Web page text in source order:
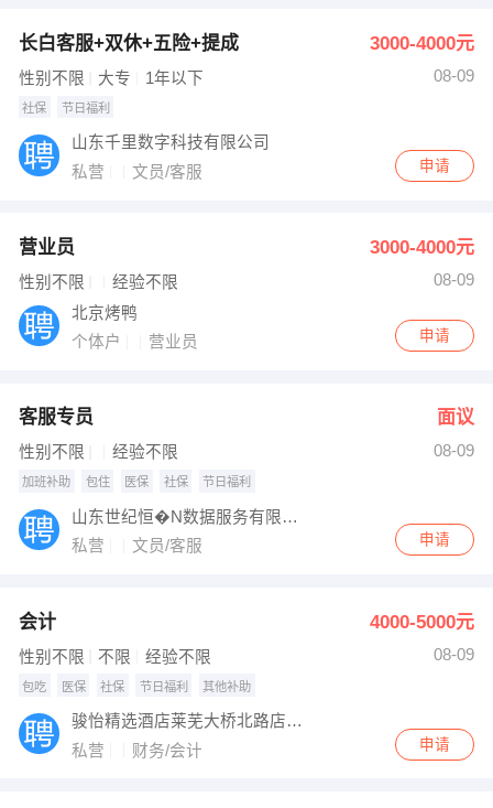
长白客服+双休+五险+提成 3000-4000元
性别不限 大专 1年以下 08-09
社保 节日福利
山东千里数字科技有限公司
私营
文员/客服 申请
营业员 3000-4000元
性别不限 经验不限
08-09
北京烤鸭
个体户
营业员 申请
客服专员 面议
性别不限 经验不限 08-09
加班补助 包住 医保 社保 节日福利
山东世纪恒�N数据服务有限公司
私营
文员/客服 申请
会计 4000-5000元
性别不限 不限 经验不限 08-09
包吃 医保 社保 节日福利 其他补助
骏怡精选酒店莱芜大桥北路店（如港国际酒店）
私营
财务/会计 申请